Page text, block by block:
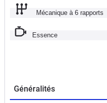
Mécanique à 6 rapports
Essence
Généralités